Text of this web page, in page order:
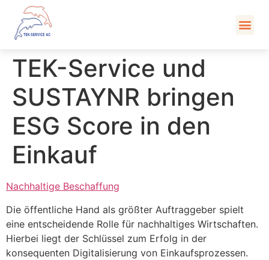
TEK-Service und
SUSTAYNR bringen
ESG Score in den
Einkauf
Nachhaltige Beschaffung
Die öffentliche Hand als größter Auftraggeber spielt
eine entscheidende Rolle für nachhaltiges Wirtschaften.
Hierbei liegt der Schlüssel zum Erfolg in der
konsequenten Digitalisierung von Einkaufsprozessen.